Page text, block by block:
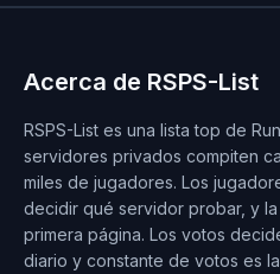
Acerca de RSPS-List
RSPS-List es una lista top de
servidores privados compiten
miles de jugadores. Los
decidir qué servidor probar, y
primera página. Los votos
diario y constante de votos es